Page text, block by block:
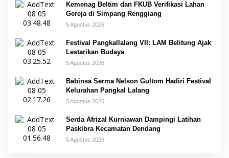
Kemenag Beltim dan FKUB Verifikasi Lahan
Gereja di Simpang Renggiang
5 Agustus 2026
Festival Pangkallalang VII: LAM Belitung Ajak
Lestarikan Budaya
5 Agustus 2026
Babinsa Serma Nelson Gultom Hadiri Festival
Kelurahan Pangkal Lalang
5 Agustus 2026
Serda Afrizal Kurniawan Dampingi Latihan
Paskibra Kecamatan Dendang
5 Agustus 2026